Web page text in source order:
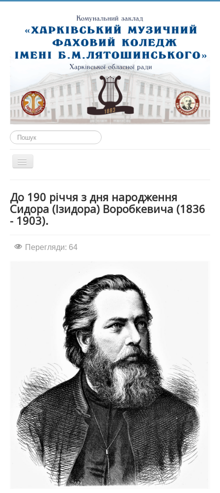
Пошук...
Перемикач
ПРО НАС
ПУБЛІЧНА ІНФОРМАЦІЯ
СТУДЕНТУ
НАВЧАЛЬНО-ВИХОВНА РОБОТА
МИСТЕЦЬКІ ПРОЄКТИ
БІБЛІОТЕКА, ФОНОТЕКА
МИСТЕЦЬКА ШКОЛА ПРИ ХМФК
До 190 річчя з дня народження
Сидора (Ізидора) Воробкевича (1836
- 1903).
Перегляди: 64